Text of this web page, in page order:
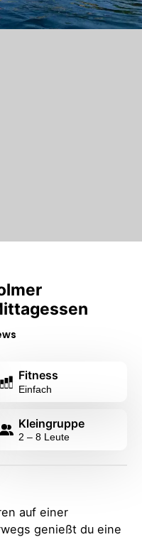
Fitness
Einfach
Kleingruppe
2 – 8 Leute
auf einer
genießt du eine